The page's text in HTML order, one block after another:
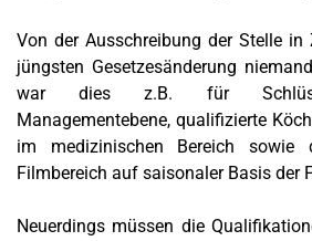
Von der Ausschreibung der Stelle
jüngsten Gesetzesänderung
war dies z.B. für
Managementebene, qualifizierte
im medizinischen Bereich sowie
Filmbereich auf saisonaler Basis der
Neuerdings müssen die